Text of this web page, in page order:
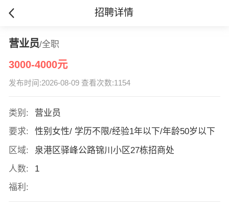
招聘详情
营业员/全职
3000-4000元
发布时间:2026-08-09 查看次数:1154
类别:
营业员
要求:
性别女性/ 学历不限/经验1年以下/年龄50岁以下
区域:
泉港区驿峰公路锦川小区27栋招商处
人数:
1
福利: